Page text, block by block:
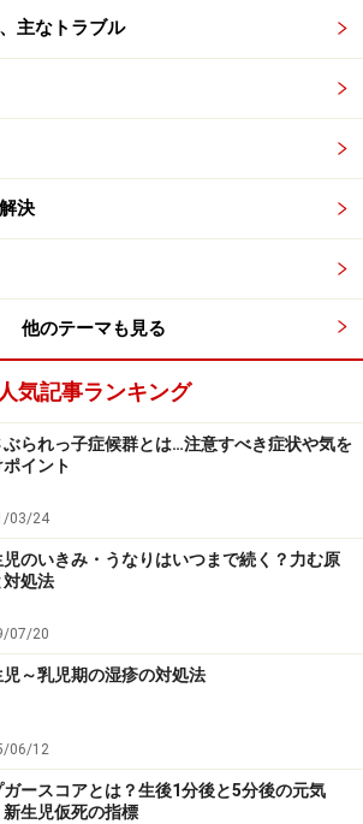
主なトラブル
決
他のテーマも見る
人気記事ランキング
ぶられっ子症候群とは…注意すべき症状や気を
イント
03/24
児のいきみ・うなりはいつまで続く？力む原
対処法
07/20
児～乳児期の湿疹の対処法
06/12
ガースコアとは？生後1分後と5分後の元気
新生児仮死の指標